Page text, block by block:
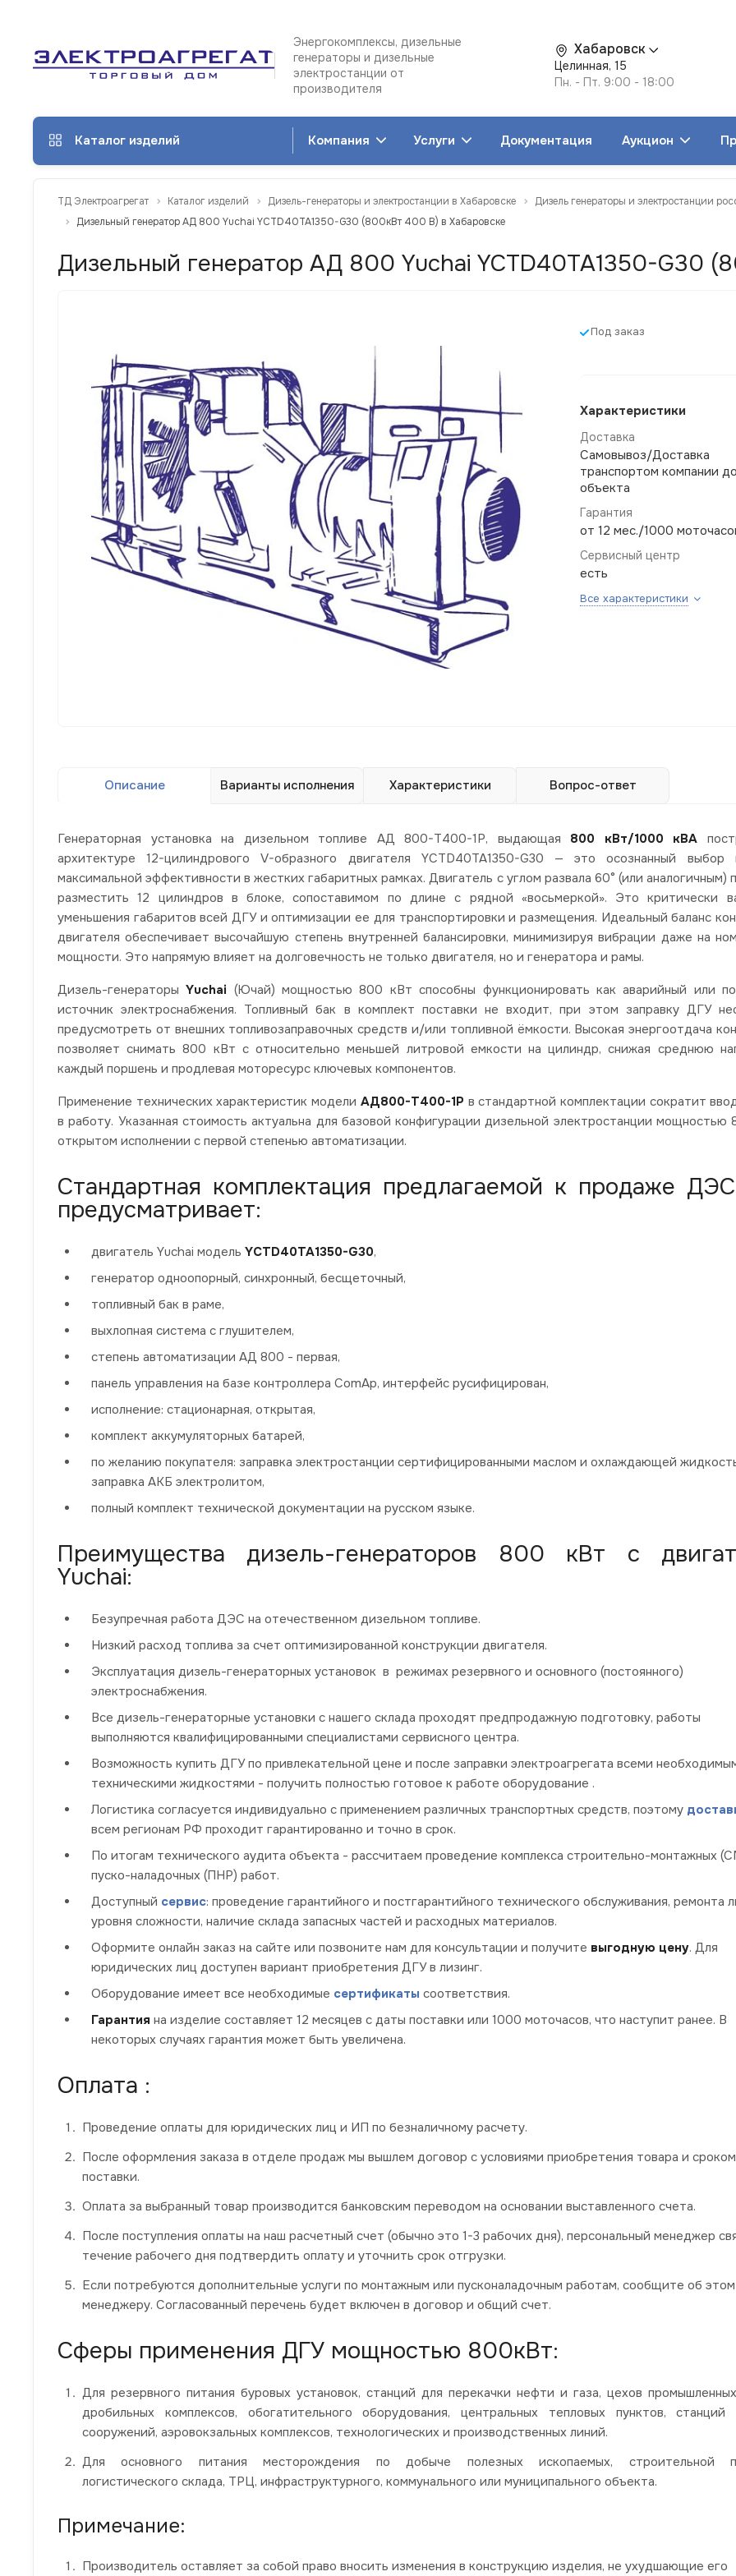
Энергокомплексы, дизельные
генераторы и дизельные
электростанции от
производителя
Хабаровск
Целинная, 15
Пн. - Пт. 9:00 - 18:00
Каталог изделий Компания Услуги Документация Аукцион
ТД Электроагрегат Каталог изделий Дизель-генераторы и электростанции в Хабаровске
Дизель генераторы и электростанции
Дизельный генератор АД 800 Yuchai YCTD40TA1350-G30 (800кВт 400 В) в Хабаровске
Дизельный генератор АД 800 Yuchai YCTD40TA1350-G30
Под заказ
Характеристики
Доставка
Самовывоз/Доставка
транспортом компании до
объекта
Гарантия
от 12 мес./1000
Сервисный центр
есть
Все характеристики
Описание Варианты исполнения Характеристики Вопрос-ответ
Генераторная установка на дизельном топливе АД 800-Т400-1Р, выдающая 800 кВт/1000 кВА
архитектуре 12-цилиндрового V-образного двигателя YCTD40TA1350-G30 — это осознанный выбор
максимальной эффективности в жестких габаритных рамках. Двигатель с углом развала 60° (или аналогичным)
разместить 12 цилиндров в блоке, сопоставимом по длине с рядной «восьмеркой». Это критически
уменьшения габаритов всей ДГУ и оптимизации ее для транспортировки и размещения. Идеальный баланс
двигателя обеспечивает высочайшую степень внутренней балансировки, минимизируя вибрации даже на
мощности. Это напрямую влияет на долговечность не только двигателя, но и генератора и рамы.
Дизель-генераторыYuchai (Ючай) мощностью 800 кВт способны функционировать как аварийный или
источник электроснабжения. Топливный бак в комплект поставки не входит, при этом заправку ДГУ
предусмотреть от внешних топливозаправочных средств и/или топливной ёмкости. Высокая энергоотдача
позволяет снимать 800 кВт с относительно меньшей литровой емкости на цилиндр, снижая среднюю
каждый поршень и продлевая моторесурс ключевых компонентов.
Применение технических характеристик модели АД800-Т400-1Р в стандартной комплектации сократит
в работу. Указанная стоимость актуальна для базовой конфигурации дизельной электростанции мощностью
открытом исполнении с первой степенью автоматизации.
Стандартная комплектация предлагаемой к продаже
предусматривает:
двигатель Yuchai модель YCTD40TA1350-G30,
генератор одноопорный, синхронный, бесщеточный,
топливный бак в раме,
выхлопная система с глушителем,
степень автоматизации АД 800 - первая,
панель управления на базе контроллера ComAp, интерфейс русифицирован,
исполнение: стационарная, открытая,
комплект аккумуляторных батарей,
по желанию покупателя: заправка электростанции сертифицированными маслом и охлаждающей
заправка АКБ электролитом,
полный комплект технической документации на русском языке.
Преимущества дизель-генераторов 800 кВт с
Yuchai:
Безупречная работа ДЭС на отечественном дизельном топливе.
Низкий расход топлива за счет оптимизированной конструкции двигателя.
Эксплуатация дизель-генераторных установок в режимах резервного и основного (постоянного)
электроснабжения.
Все дизель-генераторные установки с нашего склада проходят предпродажную подготовку, работы
выполняются квалифицированными специалистами сервисного центра.
Возможность купить ДГУ по привлекательной цене и после заправки электроагрегата всеми
техническими жидкостями - получить полностью готовое к работе оборудование .
Логистика согласуется индивидуально с применением различных транспортных средств, поэтому
всем регионам РФ проходит гарантированно и точно в срок.
По итогам технического аудита объекта - рассчитаем проведение комплекса строительно-монтажных
пуско-наладочных (ПНР) работ.
Доступный сервис: проведение гарантийного и постгарантийного технического обслуживания, ремонта
уровня сложности, наличие склада запасных частей и расходных материалов.
Оформите онлайн заказ на сайте или позвоните нам для консультации и получите выгодную цену. Для
юридических лиц доступен вариант приобретения ДГУ в лизинг.
Оборудование имеет все необходимые сертификаты соответствия.
Гарантия на изделие составляет 12 месяцев с даты поставки или 1000 моточасов, что наступит ранее. В
некоторых случаях гарантия может быть увеличена.
Оплата :
Проведение оплаты для юридических лиц и ИП по безналичному расчету.
После оформления заказа в отделе продаж мы вышлем договор с условиями приобретения товара и сроком
поставки.
Оплата за выбранный товар производится банковским переводом на основании выставленного счета.
После поступления оплаты на наш расчетный счет (обычно это 1-3 рабочих дня), персональный менеджер
течение рабочего дня подтвердить оплату и уточнить срок отгрузки.
Если потребуются дополнительные услуги по монтажным или пусконаладочным работам, сообщите об этом
менеджеру. Согласованный перечень будет включен в договор и общий счет.
Сферы применения ДГУ мощностью 800кВт:
Для резервного питания буровых установок, станций для перекачки нефти и газа, цехов
дробильных комплексов, обогатительного оборудования, центральных тепловых пунктов, станций
сооружений, аэровокзальных комплексов, технологических и производственных линий.
Для основного питания месторождения по добыче полезных ископаемых, строительной
логистического склада, ТРЦ, инфраструктурного, коммунального или муниципального объекта.
Примечание:
Производитель оставляет за собой право вносить изменения в конструкцию изделия, не ухудшающие его